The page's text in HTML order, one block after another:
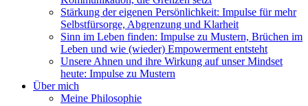
Stärkung der eigenen Persönlichkeit: Impulse für mehr
Selbstfürsorge, Abgrenzung und Klarheit
Sinn im Leben finden: Impulse zu Mustern, Brüchen im
Leben und wie (wieder) Empowerment entsteht
Unsere Ahnen und ihre Wirkung auf unser Mindset
heute: Impulse zu Mustern
Über mich
Meine Philosophie